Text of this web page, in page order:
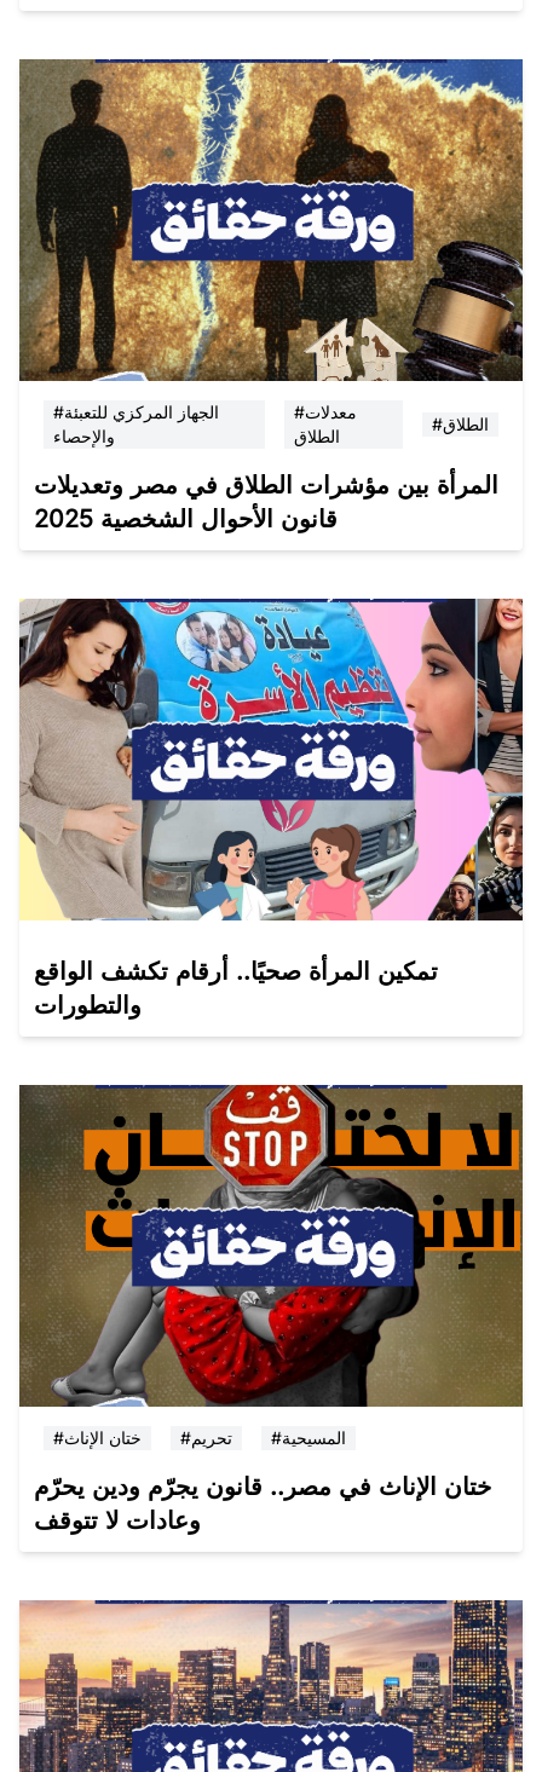
#الجهاز المركزي للتعبئة
والإحصاء
#معدلات
الطلاق
#الطلاق
المرأة بين مؤشرات الطلاق في مصر وتعديلات
قانون الأحوال الشخصية 2025
تمكين المرأة صحيًا.. أرقام تكشف الواقع
والتطورات
#ختان الإناث #تحريم #المسيحية
ختان الإناث في مصر.. قانون يجرّم ودين يحرّم
وعادات لا تتوقف